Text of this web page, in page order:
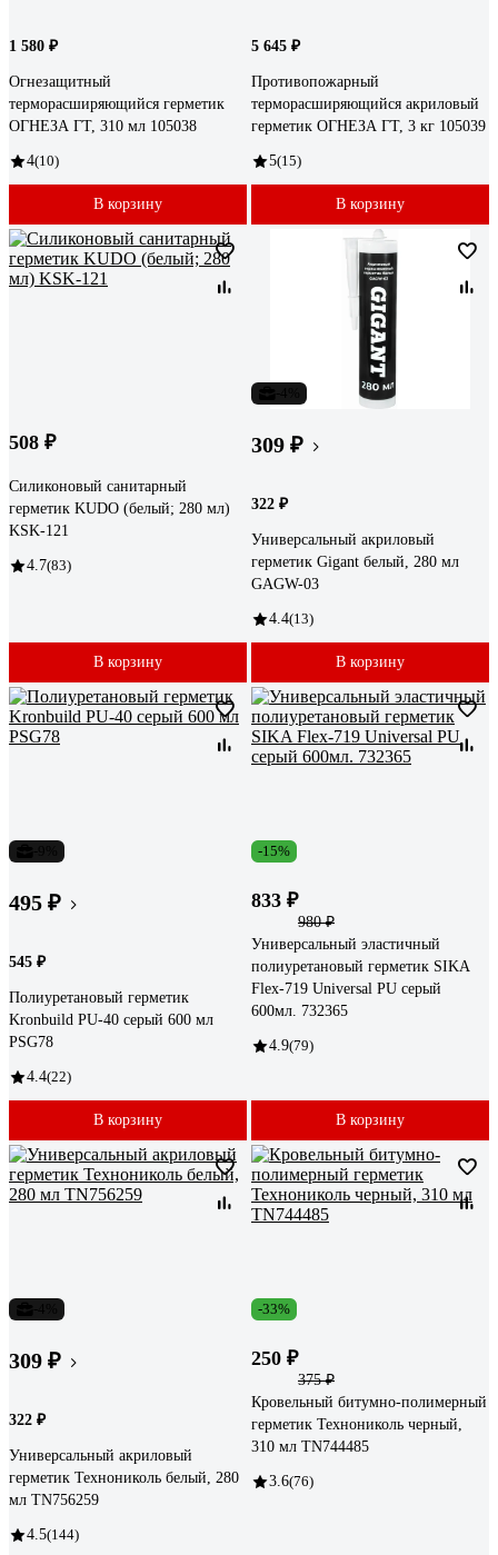
1 580 ₽
Огнезащитный
терморасширяющийся герметик
ОГНЕЗА ГТ, 310 мл 105038
4(10)
В корзину
5 645 ₽
Противопожарный
терморасширяющийся акриловый
герметик ОГНЕЗА ГТ, 3 кг 105039
5(15)
В корзину
508 ₽
Силиконовый санитарный
герметик KUDO (белый; 280 мл)
KSK-121
4.7(83)
В корзину
309 ₽
322 ₽
Универсальный акриловый
герметик Gigant белый, 280 мл
GAGW-03
4.4(13)
В корзину
495 ₽
545 ₽
Полиуретановый герметик
Kronbuild PU-40 серый 600 мл
PSG78
4.4(22)
В корзину
-15%
833 ₽
980 ₽
Универсальный эластичный
полиуретановый герметик SIKA
Flex-719 Universal PU серый
600мл. 732365
4.9(79)
В корзину
309 ₽
322 ₽
Универсальный акриловый
герметик Технониколь белый, 280
мл TN756259
4.5(144)
-33%
250 ₽
375 ₽
Кровельный битумно-полимерный
герметик Технониколь черный,
310 мл TN744485
3.6(76)